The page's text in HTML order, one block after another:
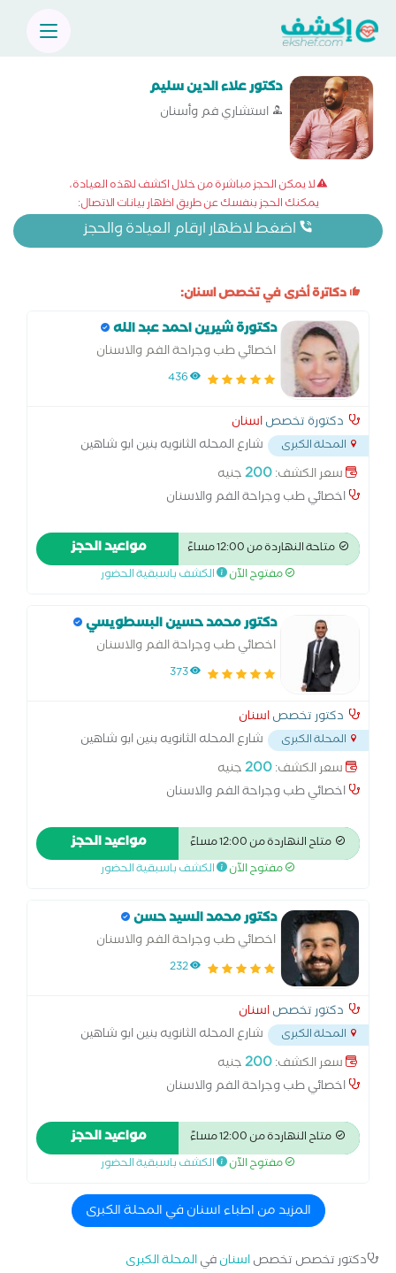
دكتور علاء الدين سليم
استشاري فم وأسنان
لا يمكن الحجز مباشرة من خلال اكشف لهذه العيادة،
يمكنك الحجز بنفسك عن طريق اظهار بيانات الاتصال:
اضغط لاظهار ارقام العيادة والحجز
دكاترة أخرى في تخصص اسنان:
دكتورة شيرين احمد عبد الله
اخصائي طب وجراحة الفم والاسنان
436
دكتورة تخصصاسنان
المحلة الكبرى
شارع المحله الثانويه بنين ابو شاهين
المحله الكبري...
سعر الكشف:200جنيه
اخصائي طب وجراحة الفم والاسنان
متاحة النهاردة من 12:00 مساءً مواعيد الحجز
مفتوح الآن الكشف باسبقية الحضور
دكتور محمد حسين البسطويسي
اخصائي طب وجراحة الفم والاسنان
373
دكتور تخصصاسنان
المحلة الكبرى
شارع المحله الثانويه بنين ابو شاهين
المحله الكبري...
سعر الكشف:200جنيه
اخصائي طب وجراحة الفم والاسنان
متاح النهاردة من 12:00 مساءً مواعيد الحجز
مفتوح الآن الكشف باسبقية الحضور
دكتور محمد السيد حسن
اخصائي طب وجراحة الفم والاسنان
232
دكتور تخصصاسنان
المحلة الكبرى
شارع المحله الثانويه بنين ابو شاهين
المحله الكبري...
سعر الكشف:200جنيه
اخصائي طب وجراحة الفم والاسنان
متاح النهاردة من 12:00 مساءً مواعيد الحجز
مفتوح الآن الكشف باسبقية الحضور
المزيد من اطباء اسنان في المحلة الكبرى
دكتور تخصص تخصصاسنانفيالمحلة الكبرى